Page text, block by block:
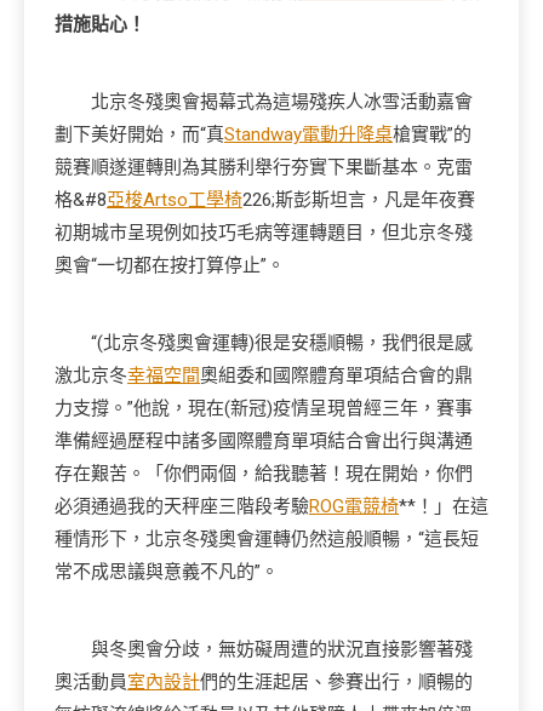
措施貼心！
北京冬殘奧會揭幕式為這場殘疾人冰雪活動嘉會
劃下美好開始，而“真Standway電動升降桌槍實戰”的
競賽順遂運轉則為其勝利舉行夯實下果斷基本。克雷
格&#8亞梭Artso工學椅226;斯彭斯坦言，凡是年夜賽
初期城市呈現例如技巧毛病等運轉題目，但北京冬殘
奧會“一切都在按打算停止”。
“(北京冬殘奧會運轉)很是安穩順暢，我們很是感
激北京冬幸福空間奧組委和國際體育單項結合會的鼎
力支撐。”他說，現在(新冠)疫情呈現曾經三年，賽事
準備經過歷程中諸多國際體育單項結合會出行與溝通
存在艱苦。「你們兩個，給我聽著！現在開始，你們
必須通過我的天秤座三階段考驗ROG電競椅**！」在這
種情形下，北京冬殘奧會運轉仍然這般順暢，“這長短
常不成思議與意義不凡的”。
與冬奧會分歧，無妨礙周遭的狀況直接影響著殘
奧活動員室內設計們的生涯起居、參賽出行，順暢的